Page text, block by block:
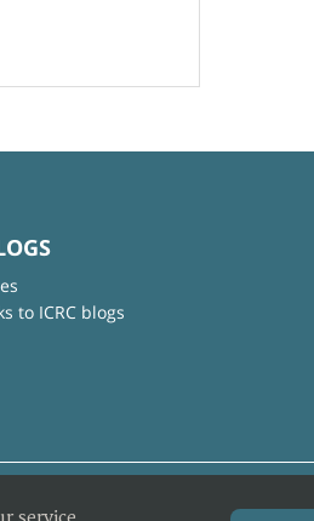
to ICRC blogs